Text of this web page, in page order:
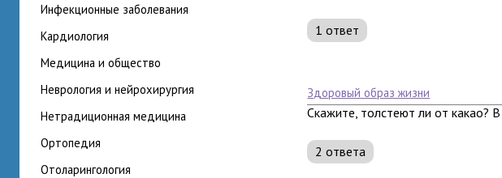
инфекционные заболевания
кардиология
медицина и общество
неврология и нейрохирургия
нетрадиционная медицина
ортопедия
отоларингология
1 ответ
здоровый образ жизни
Скажите, толстеют ли от какао?
2 ответа